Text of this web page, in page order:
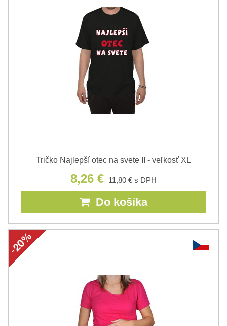
Tričko Najlepší otec na svete II - veľkosť XL
8,26 € 11,80 €s DPH
Do košíka